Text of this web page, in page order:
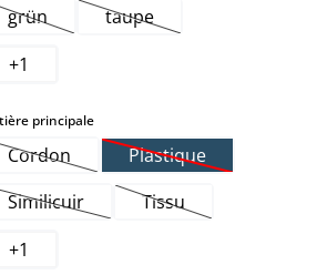
grün(Cette option n'est pas disponible pour
taupe(Cette option n'est pas
+1
principaleselect
Cordon(Cette option n'est pas disponible pour
Plastique(Cette option n'est
Similicuir(Cette option n'est pas disponible
Tissu(Cette option n'est
+1